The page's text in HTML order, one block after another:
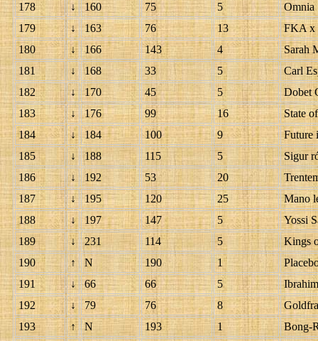
178
↓ 160 75 5
Omnia
179
↓ 163 76 13
FKA x
180
↓ 166 143 4
Sarah
181
↓ 168 33 5
Carl
182
↓ 170 45 5
Dobet
183
↓ 176 99 16
State
184
↓ 184 100 9
Future
185
↓ 188 115 5
Sigur
186
↓ 192 53 20
187
↓ 195 120 25
Mano
188
↓ 197 147 5
Yossi
189
↓ 231 114 5
Kings
190
↑ N 190 1
191
↓ 66 66 5
192
↓ 79 76 8
193
↑ N 193 1
Bong-